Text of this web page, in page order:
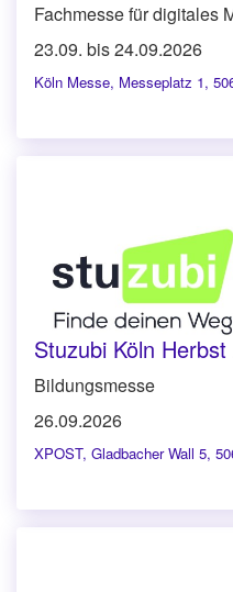
Fachmesse für digitales
23.09. bis 24.09.2026
Köln Messe, Messeplatz 1,
Stuzubi Köln
Bildungsmesse
26.09.2026
XPOST, Gladbacher Wall 5,